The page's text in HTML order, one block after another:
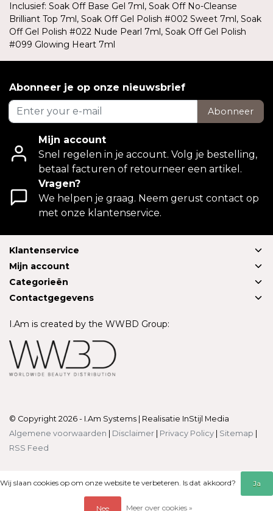
Inclusief: Soak Off Base Gel 7ml, Soak Off No-Cleanse
Brilliant Top 7ml, Soak Off Gel Polish #002 Sweet 7ml, Soak
Off Gel Polish #022 Nude Pearl 7ml, Soak Off Gel Polish
#099 Glowing Heart 7ml
Abonneer je op onze nieuwsbrief
Abonneer
Mijn account
Snel regelen in je account. Volg je bestelling,
betaal facturen of retourneer een artikel.
Vragen?
We helpen je graag. Neem gerust contact op
met onze klantenservice.
Klantenservice
Mijn account
Categorieën
Contactgegevens
I.Am is created by the WWBD Group:
© Copyright 2026 - I.Am Systems | Realisatie InStijl Media
Algemene voorwaarden
Disclaimer Privacy Policy Sitemap
RSS Feed
Wij slaan cookies op om onze website te verbeteren. Is dat akkoord? Ja
Nee Meer over cookies »